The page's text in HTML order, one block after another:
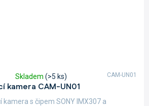
kamera CAM-UN01
Skladem (>5 ks)
s čipem SONY IMX307 a
CAM-UN01